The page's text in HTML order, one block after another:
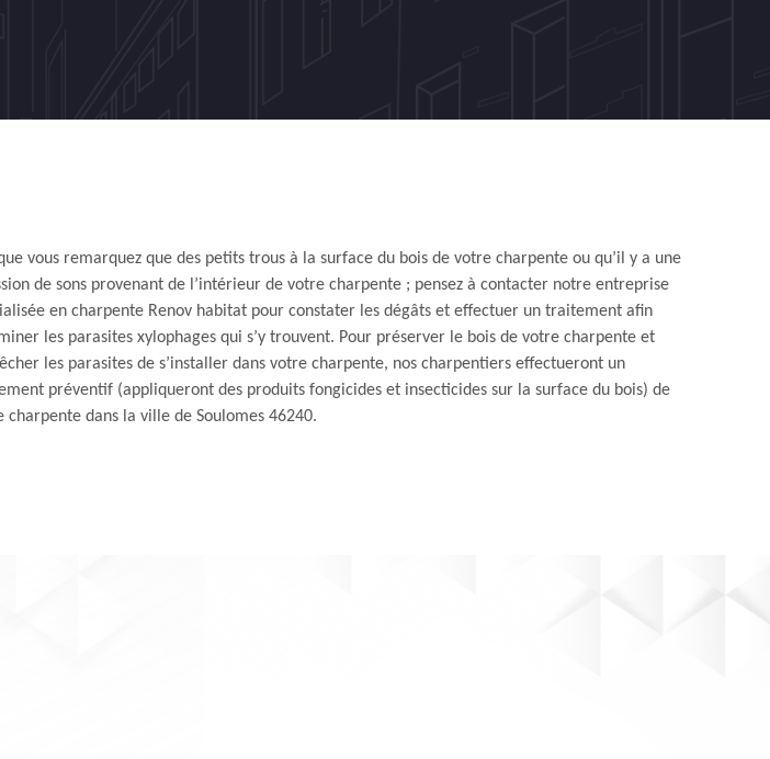
vous remarquez que des petits trous à la surface du bois de votre charpente ou qu’il y a une
de sons provenant de l’intérieur de votre charpente ; pensez à contacter notre entreprise
en charpente Renov habitat pour constater les dégâts et effectuer un traitement afin
les parasites xylophages qui s’y trouvent. Pour préserver le bois de votre charpente et
les parasites de s’installer dans votre charpente, nos charpentiers effectueront un
préventif (appliqueront des produits fongicides et insecticides sur la surface du bois) de
charpente dans la ville de Soulomes 46240.